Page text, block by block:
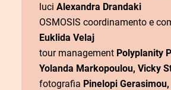
luci Alexandra Drandaki
OSMOSIS coordinamento e
Euklida Velaj
tour management Polyplanity
Yolanda Markopoulou, Vicky
fotografia Pinelopi Gerasimou,